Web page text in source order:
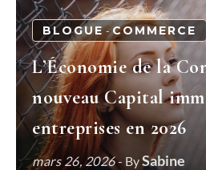
BLOGUE- COMMERCE
L’Économie de la
nouveau Capital
entreprises en 2026
mars 26, 2026- BySabine